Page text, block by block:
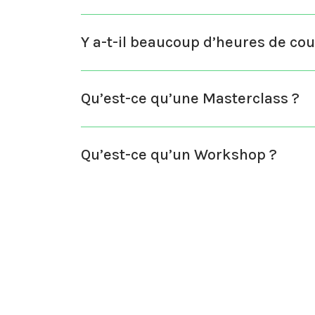
Y a-t-il beaucoup d’heures de
Qu’est-ce qu’une Masterclass ?
Qu’est-ce qu’un Workshop ?